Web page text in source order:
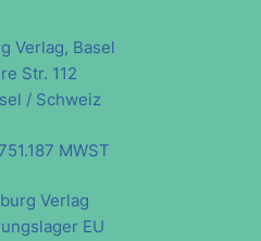
Verlag, Basel
Str. 112
/ Schweiz
MWST
Verlag
EU